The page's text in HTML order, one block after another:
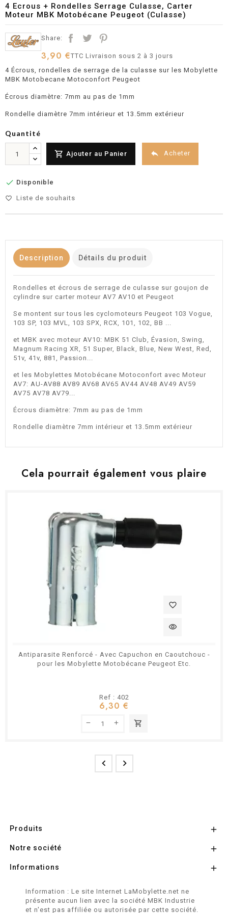
4 Ecrous + Rondelles Serrage Culasse, Carter
Moteur MBK Motobécane Peugeot (Culasse)
Share:
3,90 €TTCLivraison sous 2 à 3 jours
4 Écrous, rondelles de serrage de la culasse sur les Mobylette
MBK Motobecane Motoconfort Peugeot
Écrous diamètre: 7mm au pas de 1mm
Rondelle diamètre 7mm intérieur et 13.5mm extérieur
Quantité
 Ajouter au Panier  Acheter
 Disponible
favorite_border Liste de souhaits
Description Détails du produit
Rondelles et écrous de serrage de culasse sur goujon de
cylindre sur carter moteur AV7 AV10 et Peugeot
Se montent sur tous les cyclomoteurs Peugeot 103 Vogue,
103 SP, 103 MVL, 103 SPX, RCX, 101, 102, BB ...
et MBK avec moteur AV10: MBK 51 Club, Évasion, Swing,
Magnum Racing XR, 51 Super, Black, Blue, New West, Red,
51v, 41v, 881, Passion...
et les Mobylettes Motobécane Motoconfort avec Moteur
AV7: AU-AV88 AV89 AV68 AV65 AV44 AV48 AV49 AV59
AV75 AV78 AV79...
Écrous diamètre: 7mm au pas de 1mm
Rondelle diamètre 7mm intérieur et 13.5mm extérieur
Cela pourrait également vous plaire
favorite_border
visibility
Antiparasite Renforcé - Avec Capuchon en Caoutchouc -
pour les Mobylette Motobécane Peugeot Etc.
Ref : 402
6,30 €
shopping_cart
 
Produits 
Notre société 
Informations 
Information : Le site Internet LaMobylette.net ne
présente aucun lien avec la société MBK Industrie
et n'est pas affiliée ou autorisée par cette société.